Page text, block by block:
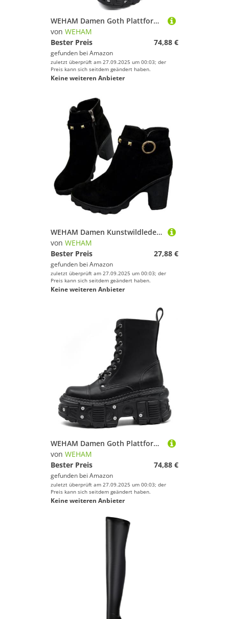
WEHAM Damen Goth Plattform Combat Stiefel mit Nietenbuckel, klobigem Blockabsatz, Knöchel-Stiefeletten, wasserdicht, Motorrad-Stiefel,Schwarz,43
von WEHAM
Bester Preis
74,88 €
gefunden bei Amazon
zuletzt überprüft am 27.09.2025 um 00:03; der
Preis kann sich seitdem geändert haben.
Keine weiteren Anbieter
WEHAM Damen Kunstwildleder Stiefeletten Runde Zehe Chunky Niedriger Absatz Reißverschluss Knöchel Stiefel mit Schnalle,Schwarz,41
von WEHAM
Bester Preis
27,88 €
gefunden bei Amazon
zuletzt überprüft am 27.09.2025 um 00:03; der
Preis kann sich seitdem geändert haben.
Keine weiteren Anbieter
WEHAM Damen Goth Plattform Combat Stiefel mit Nietenbuckel, klobigem Blockabsatz, Knöchel-Stiefeletten, wasserdicht, Motorrad-Stiefel,Schwarz,37
von WEHAM
Bester Preis
74,88 €
gefunden bei Amazon
zuletzt überprüft am 27.09.2025 um 00:03; der
Preis kann sich seitdem geändert haben.
Keine weiteren Anbieter